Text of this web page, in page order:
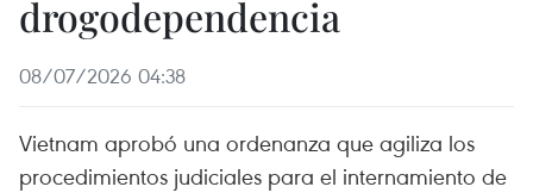
drogodependencia
08/07/2026 04:38
Vietnam aprobó una ordenanza que agiliza los
procedimientos judiciales para el internamiento de